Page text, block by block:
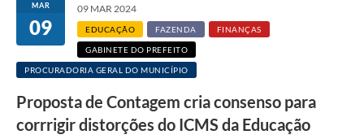
MAR
09
09 MAR 2024
EDUCAÇÃO FAZENDA FINANÇAS
GABINETE DO PREFEITO
PROCURADORIA GERAL DO MUNICÍPIO
Proposta de Contagem cria consenso para
corrrigir distorções do ICMS da Educação
u
c
S
a
l
m